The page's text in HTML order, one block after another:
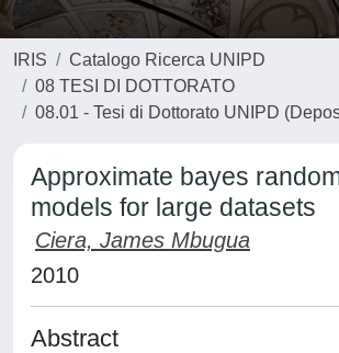
IRIS
Catalogo Ricerca UNIPD
08 TESI DI DOTTORATO
08.01 - Tesi di Dottorato UNIPD
Approximate bayes
models for large datasets
Ciera, James Mbugua
2010
Abstract